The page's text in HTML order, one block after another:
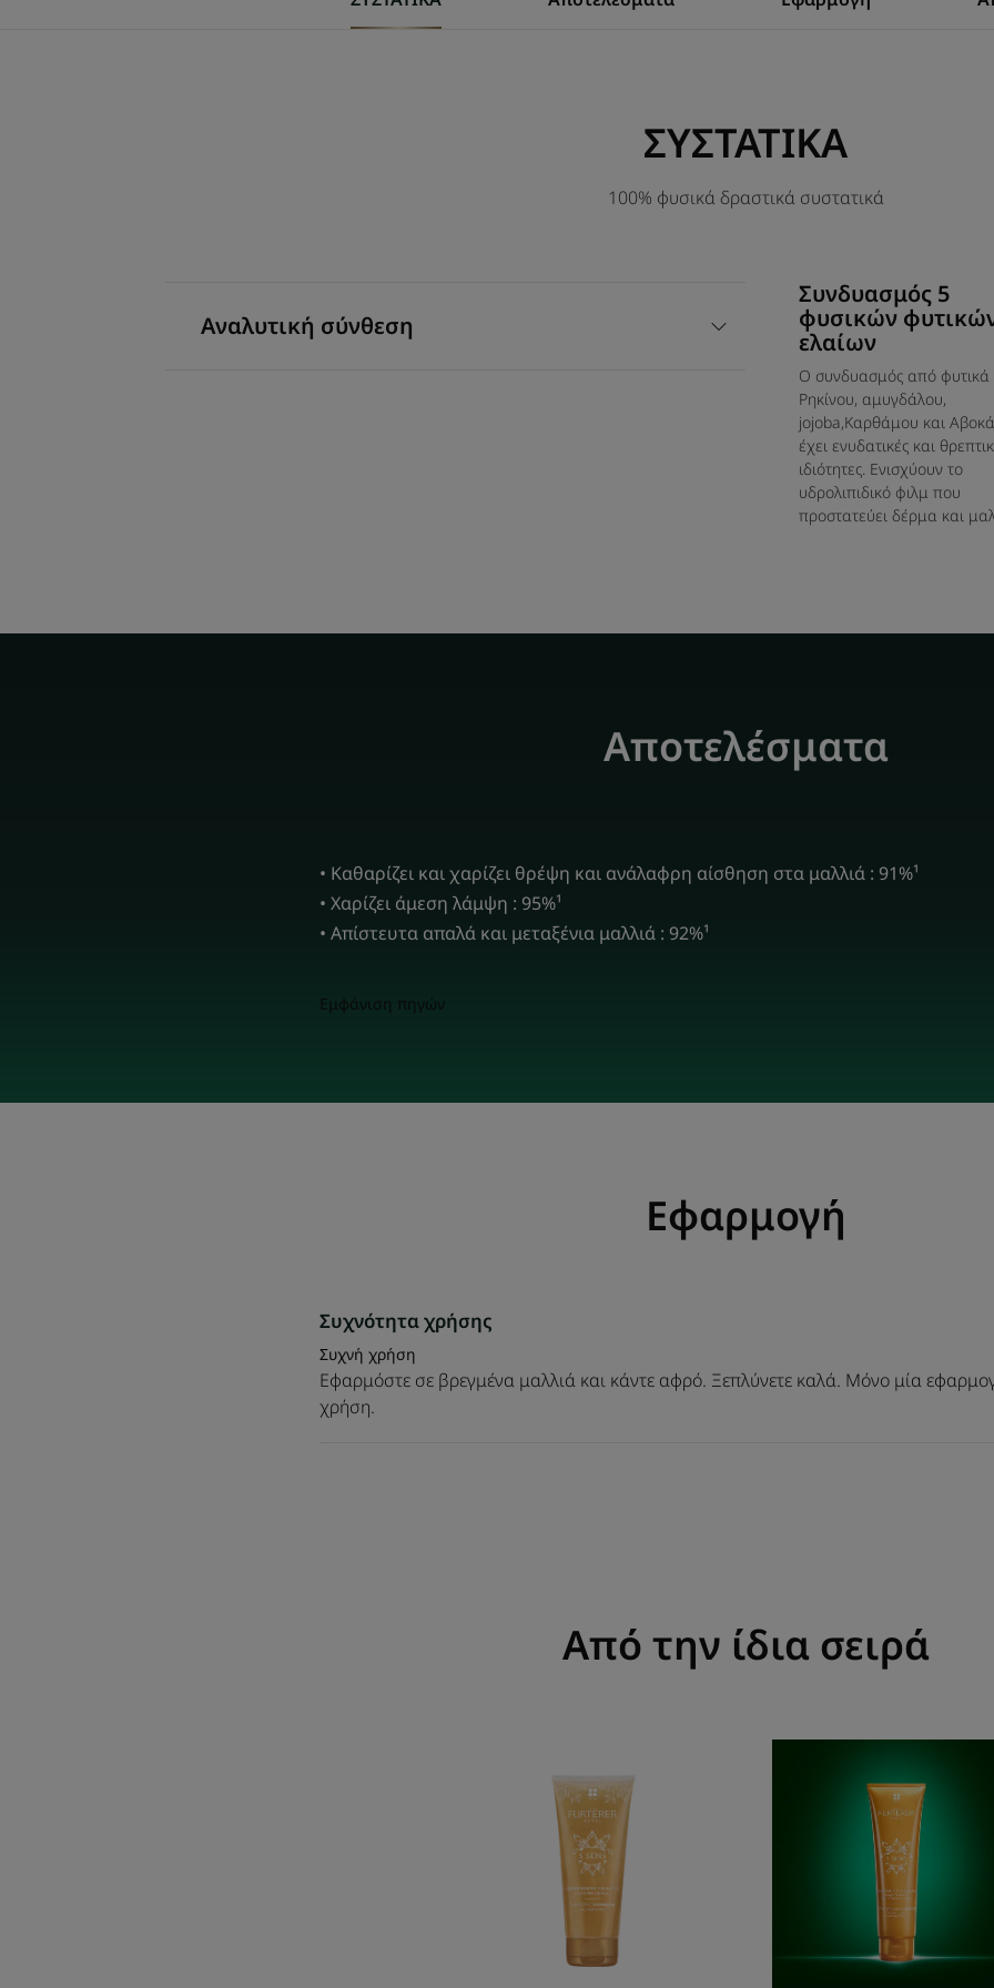
άρωμα που τυλίγει τα μαλλιά διαρκώς
μια μοναδική εμπειρία ξυπνά τις
• Καθαρίζει απαλά και χαρίζει θρέψη : τα
ταυτόχρονα ανάλαφρα, αποκαλύπτοντας
• Μείγμα από πέντε πολύτιμα φυσικά
καρδαμέλαιο και έλαια από Jojoba και
• Υφή που ικανοποιεί τις αισθήσεις :
Οφέλη της υφής
Άρωμα της σύνθεσης
ΣΥΣΤΑΤΙΚΑ
100% φυσικά δραστικά συστατικά
Αναλυτική σύνθεση
Συνδυασμός 5
φυσικών
ελαίων
Ο συνδυασμός από φυτικά
Ρηκίνου, αμυγδάλου,
jojoba,Καρθάμου και
έχει ενυδατικές και
ιδιότητες. Ενισχύουν το
υδρολιπιδικό φιλμ που
προστατεύει δέρμα και
Αποτελέσματα
• Καθαρίζει και χαρίζει θρέψη και ανάλαφρη αίσθηση στα μαλλιά : 91%¹
• Χαρίζει άμεση λάμψη : 95%¹
• Απίστευτα απαλά και μεταξένια μαλλιά : 92%¹
Εμφάνιση πηγών
Εφαρμογή
Συχνότητα χρήσης
Συχνή χρήση
Εφαρμόστε σε βρεγμένα μαλλιά και κάντε αφρό. Ξεπλύνετε καλά. Μόνο μία
χρήση.
Από την ίδια σειρά
ντους
λάμψης
κρέμα
για
λάμψη